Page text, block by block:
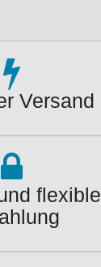
Versand
flexible